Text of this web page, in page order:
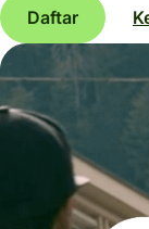
Daftar